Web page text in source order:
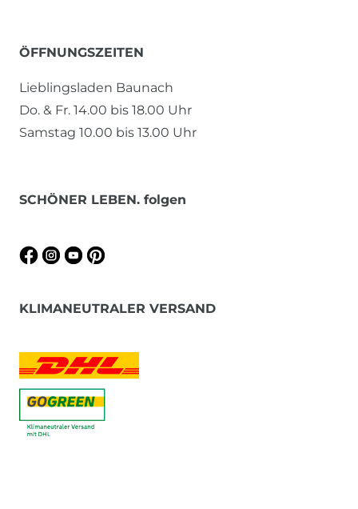
ÖFFNUNGSZEITEN
Lieblingsladen Baunach
Do. & Fr. 14.00 bis 18.00 Uhr
Samstag 10.00 bis 13.00 Uhr
SCHÖNER LEBEN. folgen
KLIMANEUTRALER VERSAND